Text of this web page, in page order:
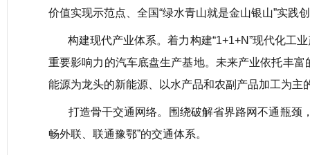
价值实现示范点、全国“绿水青山就是金山银山”实践
构建现代产业体系。着力构建“1+1+N”现代化工
重要影响力的汽车底盘生产基地。未来产业依托丰
能源为龙头的新能源、以水产品和农副产品加工为主
打造骨干交通网络。围绕破解省界路网不通瓶颈
畅外联、联通豫鄂”的交通体系。